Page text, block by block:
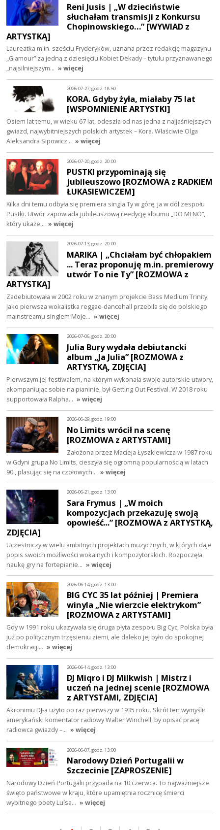
Reni Jusis | „W dzieciństwie
słuchałam transmisji z Konkursu
Chopinowskiego…” [WYWIAD z
ARTYSTKĄ]
Laureatka m.in. sześciu Fryderyków, uznana przez redakcję magazynu
„Glamour” za jedną z dziesięciu Kobiet Dekady – tytułu przyznawanego
„najsilniejszym… » więcej
2026-07-27, godz. 18:50
KORA. Gdyby żyła, miałaby 75 lat
[WSPOMNIENIE ARTYSTKI]
Osiem lat temu, w wieku 67 lat, odeszła od nas jedna z najjaśniejszych
gwiazd, najwybitniejszych polskich artystek – Kora. Właściwie Olga
Aleksandra Sipowicz… » więcej
2026-07-20, godz. 20:00
PUSTKI przypominają się
jubileuszowo [ROZMOWA z RADKIEM
ŁUKASIEWICZEM]
Kilka dni temu odbyła się premiera singla Ty w górę, ja w dół zespołu
Pustki. Utwór zapowiada jubileuszową reedycję albumu „DO MI NO”,
który ukaże… » więcej
2026-07-13, godz. 20:00
MARIKA | „Chciałam być chłopakiem
... Teraz proponuję m.in. premierowy
utwór To nie Ty” [ROZMOWA z
ARTYSTKĄ]
Zadebiutowała w 2002 roku w znanym projekcie Bass Medium Trinity.
Jako pierwsza wokalistka reggae-dancehall przebiła się do polskiego
mainstreamu singlem Moje… » więcej
2026-07-06, godz. 20:00
Julia Bury wydała debiutancki
album „Ja Julia” [ROZMOWA z
ARTYSTKĄ, ZDJĘCIA]
Pierwszym jej festiwalem, na którym wykonała swoje autorskie utwory,
akompaniując sobie na pianinie, był Getting Out Festival. W 2018 roku
supportowała Ralpha… » więcej
2026-06-29, godz. 19:00
No Limits wrócił na scenę
[ROZMOWA z ARTYSTAMI]
Założona przez Macieja Łyszkiewicza w 1987 roku
w Gdyni grupa No Limits, cieszyła się ogromną popularnością w latach
90., plasując się na czołowych… » więcej
2026-06-21, godz. 13:00
Sara Frymus | „W moich
kompozycjach przekazuję swoją
opowieść...” [ROZMOWA z ARTYSTKĄ,
ZDJĘCIA]
Uczestniczy w wielu ambitnych projektach muzycznych, w których daje
popis swoich możliwości wokalnych i kompozytorskich. Rozpoczęła
naukę gry na fortepianie… » więcej
2026-06-14, godz. 13:00
BIG CYC 35 lat później | Premiera
winyla „Nie wierzcie elektrykom”
[ROZMOWA z ARTYSTAMI]
Gdy w 1991 roku ukazywała się druga płyta zespołu Big Cyc, Polska była
już po politycznym trzęsieniu ziemi, ale daleko jej było do spokojnej
demokracji… » więcej
2026-06-14, godz. 13:00
DJ Miqro i DJ Milkwish | Mistrz i
uczeń na jednej scenie [ROZMOWA
z ARTYSTAMI, ZDJĘCIA]
Akronimu DJ-a użyto po raz pierwszy w 1935 roku. Skrót ten wymyślił
amerykański komentator radiowy Walter Winchell, by opisać pracę
radiowca gwiazdy –… » więcej
2026-06-07, godz. 13:00
Narodowy Dzień Portugalii w
Szczecinie [ZAPROSZENIE]
Narodowy Dzień Portugalii przypada na 10 czerwca. To najważniejsze
święto państwowe w kraju, które upamiętnia rocznicę śmierci
wybitnego poety Luísa… » więcej